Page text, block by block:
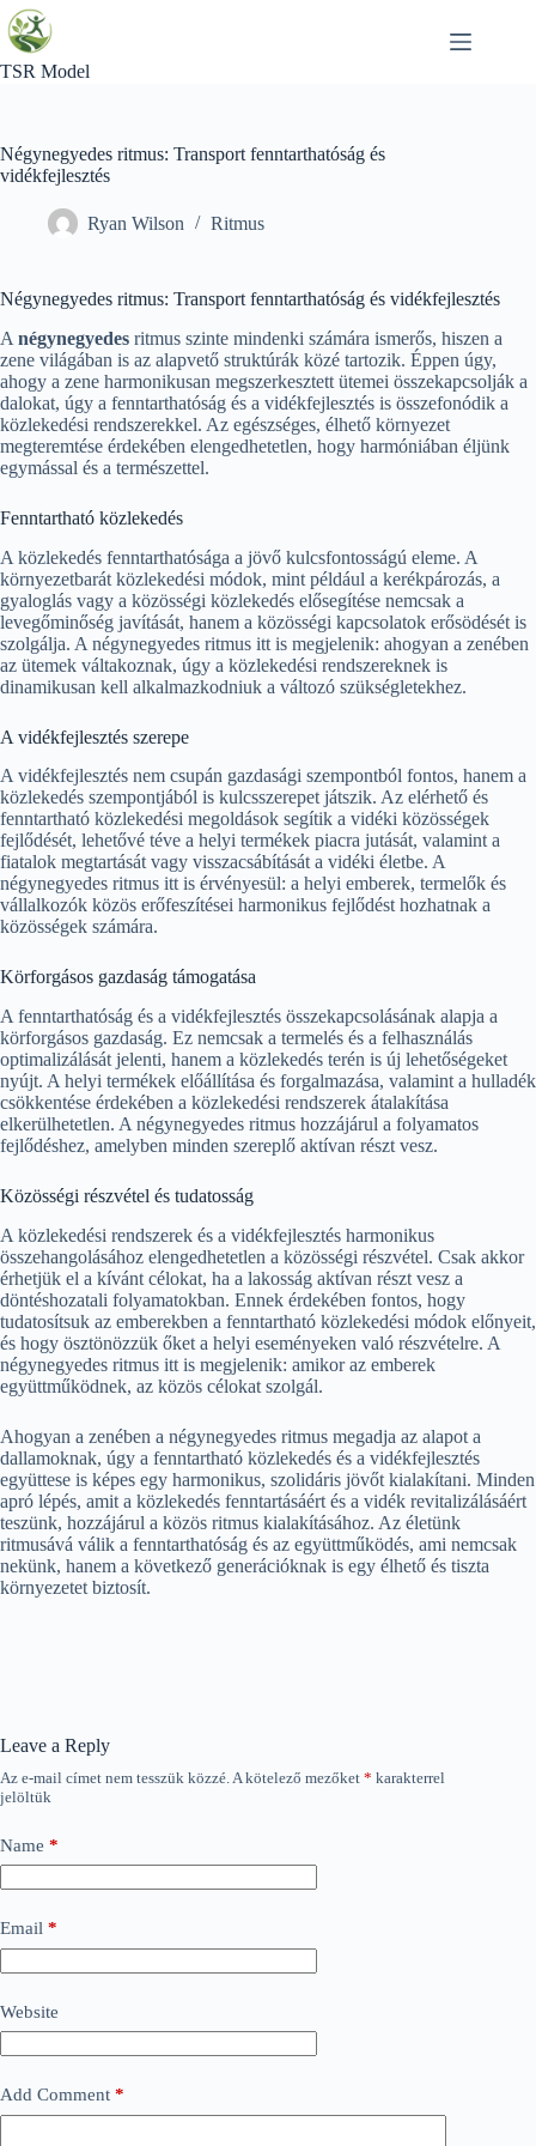
Skip
to
content
TSR Model
Négynegyedes ritmus: Transport fenntarthatóság és
vidékfejlesztés
Ryan Wilson Ritmus
Négynegyedes ritmus: Transport fenntarthatóság és vidékfejlesztés
A négynegyedes ritmus szinte mindenki számára ismerős, hiszen a
zene világában is az alapvető struktúrák közé tartozik. Éppen úgy,
ahogy a zene harmonikusan megszerkesztett ütemei összekapcsolják a
dalokat, úgy a fenntarthatóság és a vidékfejlesztés is összefonódik a
közlekedési rendszerekkel. Az egészséges, élhető környezet
megteremtése érdekében elengedhetetlen, hogy harmóniában éljünk
egymással és a természettel.
Fenntartható közlekedés
A közlekedés fenntarthatósága a jövő kulcsfontosságú eleme. A
környezetbarát közlekedési módok, mint például a kerékpározás, a
gyaloglás vagy a közösségi közlekedés elősegítése nemcsak a
levegőminőség javítását, hanem a közösségi kapcsolatok erősödését is
szolgálja. A négynegyedes ritmus itt is megjelenik: ahogyan a zenében
az ütemek váltakoznak, úgy a közlekedési rendszereknek is
dinamikusan kell alkalmazkodniuk a változó szükségletekhez.
A vidékfejlesztés szerepe
A vidékfejlesztés nem csupán gazdasági szempontból fontos, hanem a
közlekedés szempontjából is kulcsszerepet játszik. Az elérhető és
fenntartható közlekedési megoldások segítik a vidéki közösségek
fejlődését, lehetővé téve a helyi termékek piacra jutását, valamint a
fiatalok megtartását vagy visszacsábítását a vidéki életbe. A
négynegyedes ritmus itt is érvényesül: a helyi emberek, termelők és
vállalkozók közös erőfeszítései harmonikus fejlődést hozhatnak a
közösségek számára.
Körforgásos gazdaság támogatása
A fenntarthatóság és a vidékfejlesztés összekapcsolásának alapja a
körforgásos gazdaság. Ez nemcsak a termelés és a felhasználás
optimalizálását jelenti, hanem a közlekedés terén is új lehetőségeket
nyújt. A helyi termékek előállítása és forgalmazása, valamint a hulladék
csökkentése érdekében a közlekedési rendszerek átalakítása
elkerülhetetlen. A négynegyedes ritmus hozzájárul a folyamatos
fejlődéshez, amelyben minden szereplő aktívan részt vesz.
Közösségi részvétel és tudatosság
A közlekedési rendszerek és a vidékfejlesztés harmonikus
összehangolásához elengedhetetlen a közösségi részvétel. Csak akkor
érhetjük el a kívánt célokat, ha a lakosság aktívan részt vesz a
döntéshozatali folyamatokban. Ennek érdekében fontos, hogy
tudatosítsuk az emberekben a fenntartható közlekedési módok előnyeit,
és hogy ösztönözzük őket a helyi eseményeken való részvételre. A
négynegyedes ritmus itt is megjelenik: amikor az emberek
együttműködnek, az közös célokat szolgál.
Ahogyan a zenében a négynegyedes ritmus megadja az alapot a
dallamoknak, úgy a fenntartható közlekedés és a vidékfejlesztés
együttese is képes egy harmonikus, szolidáris jövőt kialakítani. Minden
apró lépés, amit a közlekedés fenntartásáért és a vidék revitalizálásáért
teszünk, hozzájárul a közös ritmus kialakításához. Az életünk
ritmusává válik a fenntarthatóság és az együttműködés, ami nemcsak
nekünk, hanem a következő generációknak is egy élhető és tiszta
környezetet biztosít.
Leave a Reply
Az e-mail címet nem tesszük közzé. A kötelező mezőket * karakterrel
jelöltük
Name *
Email *
Website
Add Comment *